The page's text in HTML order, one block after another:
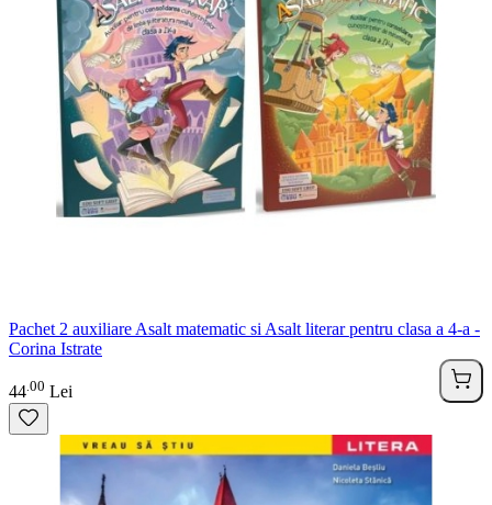
Pachet 2 auxiliare Asalt matematic si Asalt literar pentru clasa a 4-a -
Corina Istrate
44 00 Lei